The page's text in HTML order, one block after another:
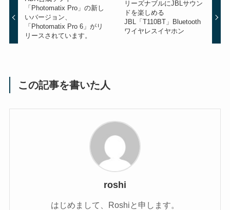
「Photomatix Pro」の新し
いバージョン、
「Photomatix Pro 6」がリ
リースされています。
リーズナブルにJBLサウン
ドを楽しめる
JBL「T110BT」Bluetooth
ワイヤレスイヤホン
この記事を書いた人
roshi
はじめまして、Roshiと申します。